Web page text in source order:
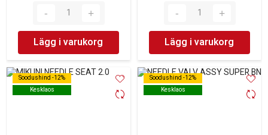
Lägg i varukorg Lägg i varukorg
Soodushind -12%
Kesklaos
Soodushind -12%
Kesklaos
Soodushind -12%
Kesklaos
Soodushind -12%
Kesklaos